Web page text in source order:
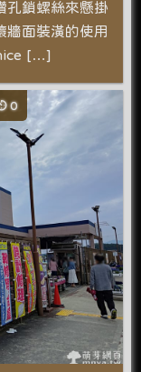
孔鎖螺絲來懸掛
牆面裝潢的使用
[…]
0